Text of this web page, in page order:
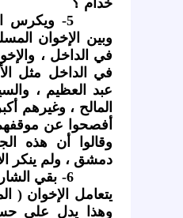
5-
ويكرس
وبين الإخوان
في الداخل ،
في الداخل مثل
عبد العظيم ،
المالح ، وغيرهم
أفصحوا عن
وقالوا أن هذه
دمشق ، ولم ينكر
6- بقي
يتعامل الإخوان (
وهذا يدل على